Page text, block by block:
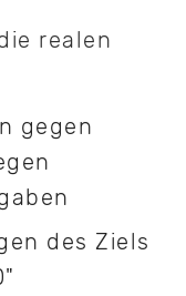
realen
gegen
des Ziels